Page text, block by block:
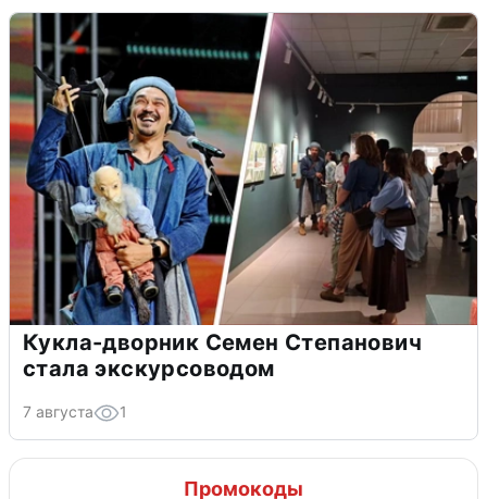
Кукла-дворник Семен Степанович
стала экскурсоводом
7 августа 1
Промокоды